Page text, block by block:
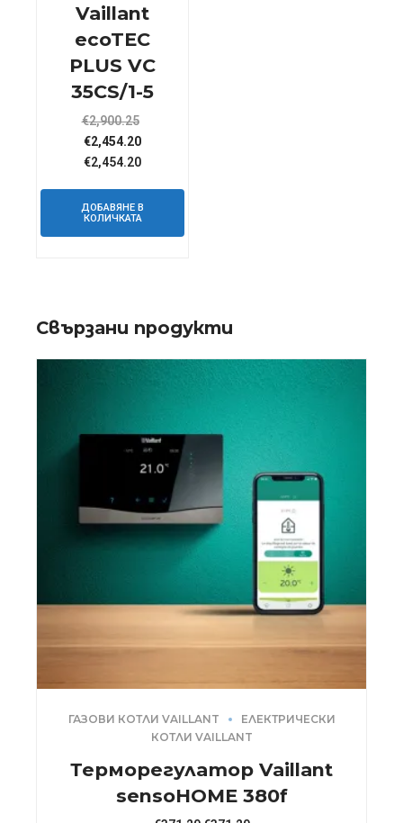
Vaillant
ecoTEC
PLUS VC
35CS/1-5
€2,900.25
Original
price
€2,900.25.
€2,454.20Текущата
цена
€2,454.20.
€2,454.20
ДОБАВЯНЕ В
КОЛИЧКАТА
Свързани продукти
ГАЗОВИ КОТЛИ VAILLANT
ЕЛЕКТРИЧЕСКИ
КОТЛИ VAILLANT
Терморегулатор Vaillant
sensoHOME 380f